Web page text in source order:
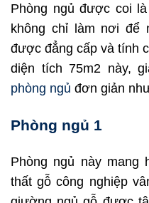
Phòng ngủ được coi
không chỉ làm nơi để
được đẳng cấp và tính
diện tích 75m2 này,
phòng ngủ đơn giản
Phòng ngủ 1
Phòng ngủ này
thất gỗ công nghiệp